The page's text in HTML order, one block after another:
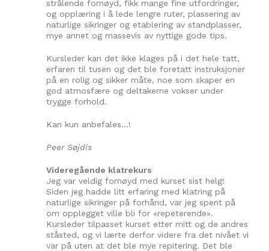
strålende fornøyd, fikk mange fine utfordringer,
og opplæring i å lede lengre ruter, plassering av
naturlige sikringer og etablering av standplasser,
mye annet og massevis av nyttige gode tips.
Kursleder kan det ikke klages på i det hele tatt,
erfaren til tusen og det ble foretatt instruksjoner
på en rolig og sikker måte, noe som skaper en
god atmosfære og deltakerne vokser under
trygge forhold.
Kan kun anbefales…!
Peer Søjdis
Videregående klatrekurs
Jeg var veldig fornøyd med kurset sist helg!
Siden jeg hadde litt erfaring med klatring på
naturlige sikringer på forhånd, var jeg spent på
om opplegget ville bli for «repeterende».
Kursleder tilpasset kurset etter mitt og de andres
ståsted, og vi lærte derfor videre fra det nivået vi
var på uten at det ble mye repitering. Det ble